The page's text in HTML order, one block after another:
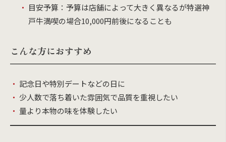
目安予算：予算は店舗によって大きく異なるが特選神
戸牛満喫の場合10,000円前後になることも
こんな方におすすめ
記念日や特別デートなどの日に
少人数で落ち着いた雰囲気で品質を重視したい
量より本物の味を体験したい